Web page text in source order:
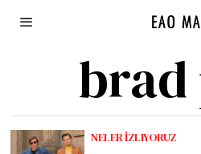
NELER İZLIYORUZ